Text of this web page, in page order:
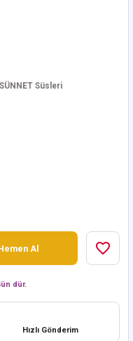
SÜNNET Süsleri
Al
dür.
Hızlı Gönderim